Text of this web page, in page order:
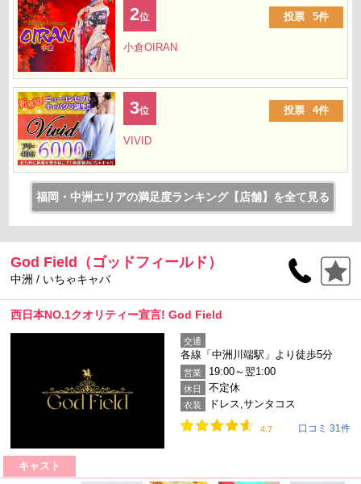
2位 投票 5件
小倉OIRAN
3位 投票 4件
VIVID
福岡・中洲エリアの満足度ランキング【店舗】を全て見る
God Field（ゴッドフィールド）
中洲 / いちゃキャバ
西日本NO.1クオリティー宣言! God Field
交通
各線「中洲川端駅」より徒歩5分
営業 19:00～翌1:00
休日 不定休
衣装 ドレス,サンタコス
4.7 口コミ 31件
キャスト